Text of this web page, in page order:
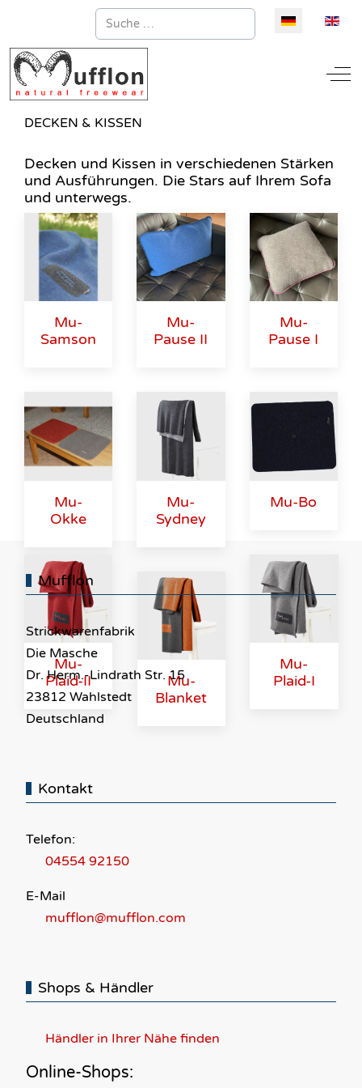
Suchen Sprache
DECKEN & KISSEN
Decken und Kissen in verschiedenen Stärken
und Ausführungen. Die Stars auf Ihrem Sofa
und unterwegs.
Mu-
Samson
Mu-
Pause II
Mu-
Pause I
Mu-
Okke
Mu-
Sydney
Mu-Bo
Mu-
Plaid-II
Mu-
Plaid-I
Mu-
Blanket
Mufflon
Strickwarenfabrik
Die Masche
Dr. Herm.-Lindrath Str. 15
23812 Wahlstedt
Deutschland
Kontakt
Telefon:
04554 92150
E-Mail
mufflon@mufflon.com
Shops & Händler
Händler in Ihrer Nähe finden
Online-Shops: